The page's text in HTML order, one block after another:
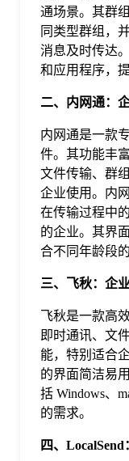
通场景。其群
同类型群组，
消息及时传达
和应用程序，
二、内网通：
内网通是一款
件。其功能丰
文件传输、群
企业使用。内
在传输过程中
的企业。其界
合不同年龄段
三、飞秋：企
飞秋是一款高
即时通讯、文
能，特别适合
的界面简洁易
括 Windows、
的需求。
四、